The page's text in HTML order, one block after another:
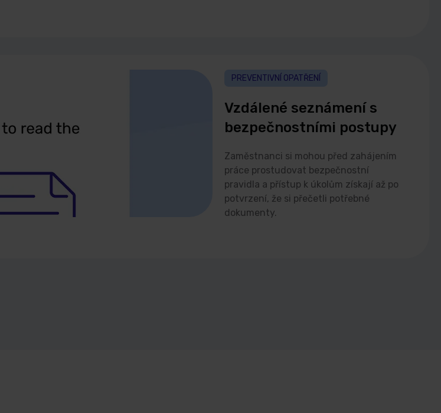
PREVENTIVNÍ OPATŘENÍ
Vzdálené seznámení s
bezpečnostními postupy
Zaměstnanci si mohou před zahájením
práce prostudovat bezpečnostní
pravidla a přístup k úkolům získají až po
potvrzení, že si přečetli potřebné
dokumenty.